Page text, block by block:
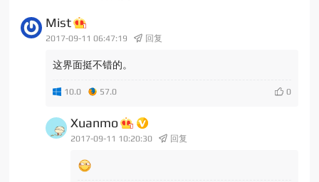
Mist
2017-09-11 06:47:19 回复
这界面挺不错的。
10.0 57.0 0
Xuanmo
2017-09-11 10:20:30 回复